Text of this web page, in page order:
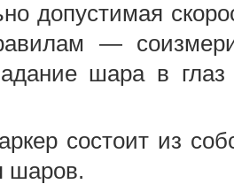
допустимая
—
шара в
состоит из
шаров.